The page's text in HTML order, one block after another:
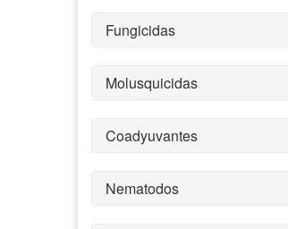
Fungicidas
Molusquicidas
Coadyuvantes
Nematodos